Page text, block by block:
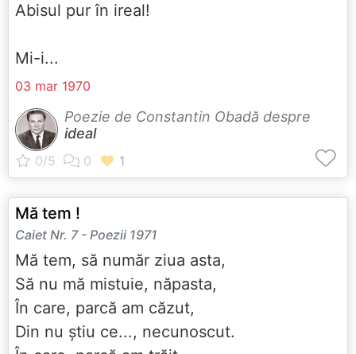
Abisul pur în ireal!
Mi-i...
03 mar 1970
Poezie de Constantin Obadă despre
ideal
Mă tem !
Caiet Nr. 7 - Poezii 1971
Mă tem, să număr ziua asta,
Să nu mă mistuie, năpasta,
În care, parcă am căzut,
Din nu știu ce..., necunoscut.